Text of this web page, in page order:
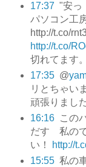
17:37 "安っ
パソコン工
http://t.co/
http://t.co/
切れてます
17:35 @
リとちゃ
頑張りまし
16:16
この
だす 私の
い！
http://
15:55 私の